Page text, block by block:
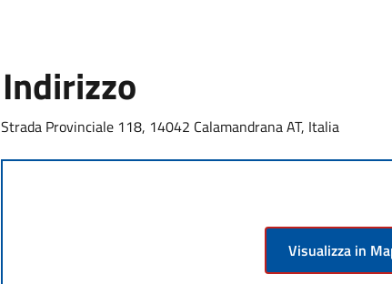
Indirizzo
Strada Provinciale 118, 14042 Calamandrana AT, Italia
Visualizza in